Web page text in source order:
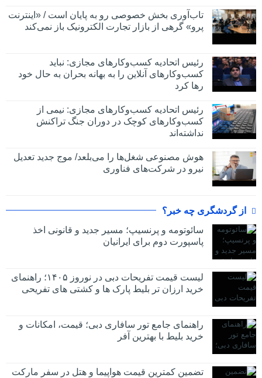
تاب‌آوری بخش خصوصی رو به پایان است / «اینترنت
پرو» گرهی از بازار تجارت الکترونیک باز نمی‌کند
رئیس اتحادیه کسب‌وکارهای مجازی: نباید
کسب‌وکارهای آنلاین را به بهانه بحران به حال خود
رها کرد
رئیس اتحادیه کسب‌وکارهای مجازی: نیمی از
کسب‌وکارهای کوچک در دوران جنگ‌ تراکنش
نداشته‌اند
هوش مصنوعی شغل‌ها را می‌بلعد/ موج جدید تعدیل
نیرو در شرکت‌های فناوری
از گردشگری چه خبر؟
سائوتومه و پرنسیپ؛ مسیر جدید و قانونی اخذ
پاسپورت دوم برای ایرانیان
لیست قیمت تفریحات دبی در نوروز ۱۴۰۵؛ راهنمای
خرید ارزان تر بلیط پارک ها و کشتی های تفریحی
راهنمای جامع تور سافاری دبی؛ قیمت، امکانات و
خرید بلیط با بهترین آفر
تضمین کمترین قیمت هواپیما و هتل در سفر مارکت